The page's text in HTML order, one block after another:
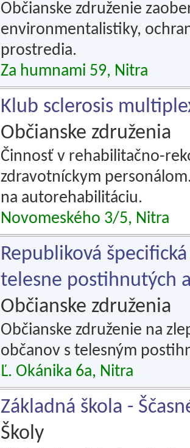
Občianske združenie
environmentalistiky,
prostredia.
Za humnami 59, Nitra
Klub sclerosis
Občianske združenia
Činnosť v rehabilitačno-
zdravotníckym
na autorehabilitáciu.
Novomeského 3/5, Nitra
Republiková
telesne postihnutých
Občianske združenia
Občianske združenie na
občanov s telesným
Ľ. Okánika 6a, Nitra
Základná škola -
Školy